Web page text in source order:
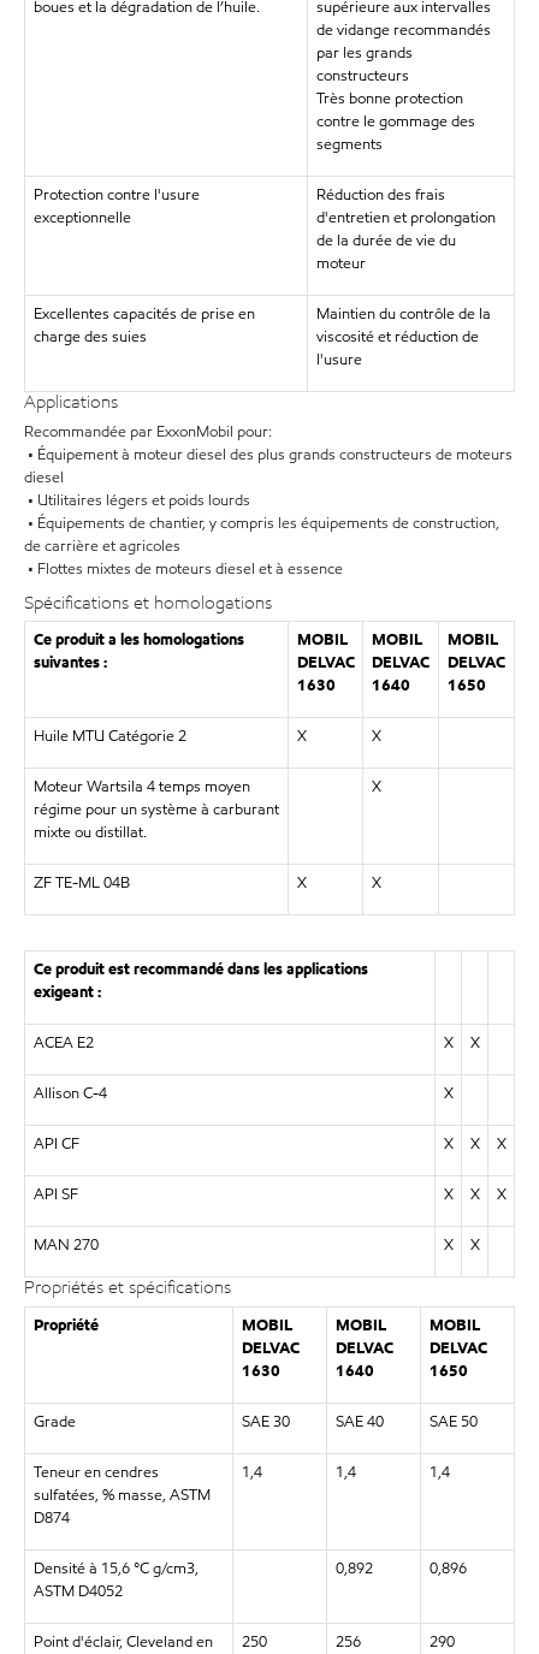
boues et la dégradation de l’huile.
supérieure aux intervalles
de vidange recommandés
par les grands
constructeurs
Très bonne protection
contre le gommage des
segments
Protection contre l'usure
exceptionnelle
Réduction des frais
d'entretien et prolongation
de la durée de vie du
moteur
Excellentes capacités de prise en
charge des suies
Maintien du contrôle de la
viscosité et réduction de
l'usure
Applications
Recommandée par ExxonMobil pour:
• Équipement à moteur diesel des plus grands constructeurs de moteurs
diesel
• Utilitaires légers et poids lourds
• Équipements de chantier, y compris les équipements de construction,
de carrière et agricoles
• Flottes mixtes de moteurs diesel et à essence
Spécifications et homologations
Ce produit a les homologations
suivantes :
MOBIL
DELVAC
1630
MOBIL
DELVAC
1640
MOBIL
DELVAC
1650
Huile MTU Catégorie 2 X X
Moteur Wartsila 4 temps moyen
régime pour un système à carburant
mixte ou distillat.
X
ZF TE-ML 04B X X
Ce produit est recommandé dans les applications
exigeant :
ACEA E2 X X
Allison C-4 X
API CF X X X
API SF X X X
MAN 270 X X
Propriétés et spécifications
Propriété
MOBIL
DELVAC
1630
MOBIL
DELVAC
1640
MOBIL
DELVAC
1650
Grade SAE 30 SAE 40 SAE 50
Teneur en cendres
sulfatées, % masse, ASTM
D874
1,4 1,4 1,4
Densité à 15,6 °C g/cm3,
ASTM D4052
0,892 0,896
Point d'éclair, Cleveland en
250 256 290